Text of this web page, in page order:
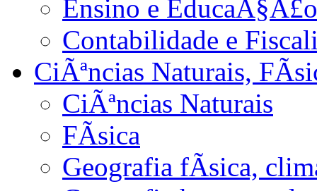
Ensino e EducaÃ§Ã£o
Contabilidade e
CiÃªncias Naturais,
CiÃªncias Naturais
FÃ­sica
Geografia fÃ­sica,